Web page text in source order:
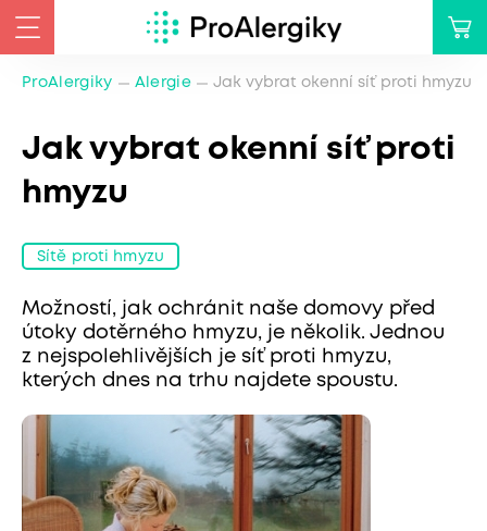
ProAlergiky Alergie Jak vybrat okenní síť proti hmyzu
Jak vybrat okenní síť proti
hmyzu
Sítě proti hmyzu
Možností, jak ochránit naše domovy před
útoky dotěrného hmyzu, je několik. Jednou
z nejspolehlivějších je síť proti hmyzu,
kterých dnes na trhu najdete spoustu.